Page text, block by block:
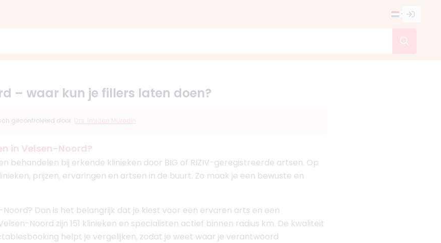
– waar kun je fillers laten doen?
gecontroleerd door: Drs. Imraan Muradin
in Velsen-Noord?
behandelen bij erkende klinieken door BIG of RIZIV-geregistreerde artsen. Op
prijzen, ervaringen en artsen in de buurt. Zo maak je een bewuste en
Dan is het belangrijk dat je kiest voor een ervaren arts en een
Noord zijn 151 klinieken en specialisten actief binnen radius km. De kwaliteit
helpt je vergelijken, zodat je weet waar je verantwoord